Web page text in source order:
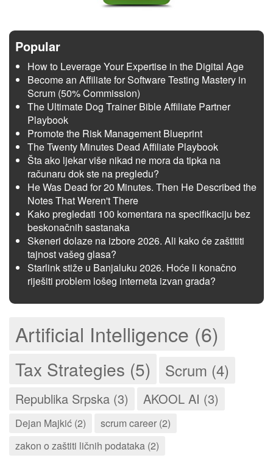
Popular
How to Leverage Your Expertise in the Digital Age
Become an Affiliate for Software Testing Mastery in
Scrum (50% Commission)
The Ultimate Dog Trainer Bible Affiliate Partner
Playbook
Promote the Risk Management Blueprint
The Twenty Minutes Dead Affiliate Playbook
Šta ako ljekar više nikad ne mora da tipka na
računaru dok ste na pregledu?
He Was Dead for 20 Minutes. Then He Described the
Notes That Weren't There
Kako pregledati 100 komentara na specifikaciju bez
beskonačnih sastanaka
Skeneri dolaze na izbore 2026. Ali kako će zaštititi
tajnost vašeg glasa?
Starlink stiže u Banjaluku 2026. Hoće li konačno
riješiti problem lošeg interneta izvan grada?
Artificial Intelligence (6)
Tax Strategies (5) Scrum (4)
Republika Srpska (3) AKOOL AI (3)
Dejan Majkić (2)
scrum career (2)
zakon o zaštiti ličnih podataka (2)